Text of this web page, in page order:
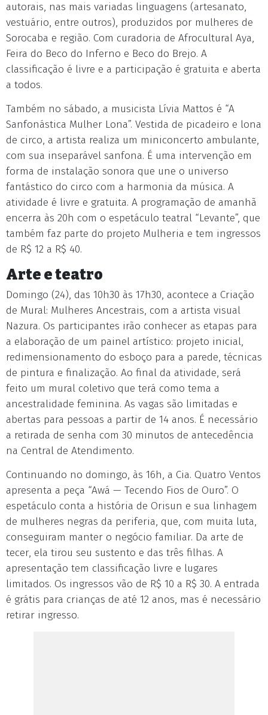
autorais, nas mais variadas linguagens (artesanato,
vestuário, entre outros), produzidos por mulheres de
Sorocaba e região. Com curadoria de Afrocultural Aya,
Feira do Beco do Inferno e Beco do Brejo. A
classificação é livre e a participação é gratuita e aberta
a todos.
Também no sábado, a musicista Lívia Mattos é “A
Sanfonástica Mulher Lona”. Vestida de picadeiro e lona
de circo, a artista realiza um miniconcerto ambulante,
com sua inseparável sanfona. É uma intervenção em
forma de instalação sonora que une o universo
fantástico do circo com a harmonia da música. A
atividade é livre e gratuita. A programação de amanhã
encerra às 20h com o espetáculo teatral “Levante”, que
também faz parte do projeto Mulheria e tem ingressos
de R$ 12 a R$ 40.
Arte e teatro
Domingo (24), das 10h30 às 17h30, acontece a Criação
de Mural: Mulheres Ancestrais, com a artista visual
Nazura. Os participantes irão conhecer as etapas para
a elaboração de um painel artístico: projeto inicial,
redimensionamento do esboço para a parede, técnicas
de pintura e finalização. Ao final da atividade, será
feito um mural coletivo que terá como tema a
ancestralidade feminina. As vagas são limitadas e
abertas para pessoas a partir de 14 anos. É necessário
a retirada de senha com 30 minutos de antecedência
na Central de Atendimento.
Continuando no domingo, às 16h, a Cia. Quatro Ventos
apresenta a peça “Awá — Tecendo Fios de Ouro”. O
espetáculo conta a história de Orisun e sua linhagem
de mulheres negras da periferia, que, com muita luta,
conseguiram manter o negócio familiar. Da arte de
tecer, ela tirou seu sustento e das três filhas. A
apresentação tem classificação livre e lugares
limitados. Os ingressos vão de R$ 10 a R$ 30. A entrada
é grátis para crianças de até 12 anos, mas é necessário
retirar ingresso.